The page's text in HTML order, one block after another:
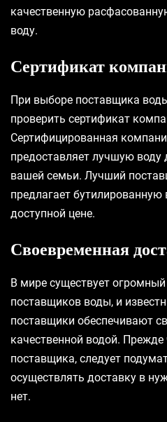
качественную
воду.
Сертификат
При выборе поставщика
проверить сертификат
Сертифицированная
предоставляет лучшую воду
вашей семьи. Лучший
предлагает бутилированную
доступной цене.
Своевременная
В мире существует
поставщиков воды, и
поставщики обеспечивают
качественной водой.
поставщика, следует
осуществлять доставку в
нет.